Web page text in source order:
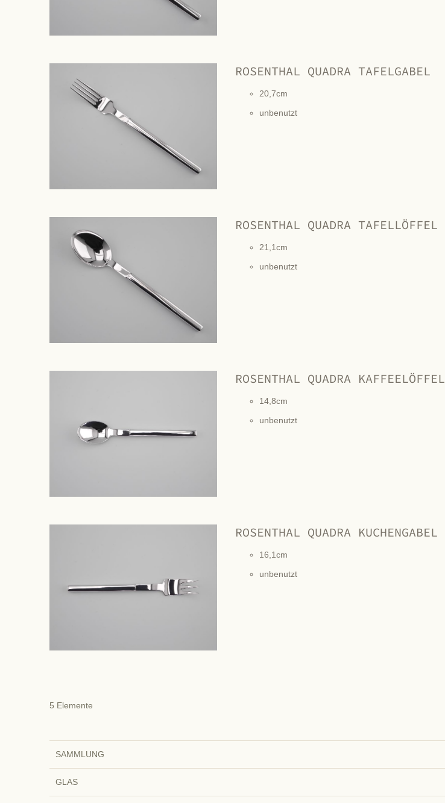
ROSENTHAL QUADRA TAFELGABEL
20,7cm
unbenutzt
ROSENTHAL QUADRA TAFELLÖFFEL
21,1cm
unbenutzt
ROSENTHAL QUADRA KAFFEELÖFFEL
14,8cm
unbenutzt
ROSENTHAL QUADRA KUCHENGABEL
16,1cm
unbenutzt
5 Elemente
SAMMLUNG
GLAS